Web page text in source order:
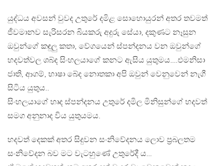
යුද්ධය අවසන් වුවද උතුරේ දමිළ සොහොයුරන් අතර තවමත්
ජීවමානව සැරිසරන බියකරු අදුරු සේයා, දකුණට නෑසුන
ඔවුන්ගේ කඳුලු කතා, වේගයෙන් ස්පන්දනය වන ඔවුන්ගේ
හදවත්වල ශබ්ද සිංහලයාගේ කනට ඇසිය යුතුමය….එමනිසා
ජාති, ආගම්, භාෂා බේද නොතකා අපි ඔවුන් වෙනුවෙන් නැගී
සිටිය යුතුය..
සිංහලයාගේ හෘද ස්පන්දනය උතුරේ දමිල මිනිසුන්ගේ හදවත්
සමග අනුනාද විය යුතුයමය.
හදවත් දෙකක් අතර සිදුවන සංනිවේදනය ලොව ප්‍රබලතම
සංනිවේදන බව මට වැටහුණේ උතුරේදී ය…